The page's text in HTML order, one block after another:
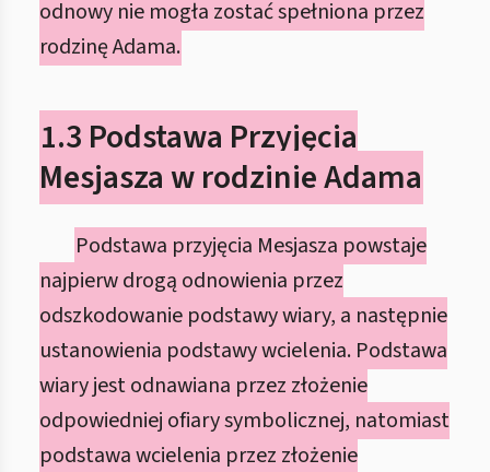
odnowy nie mogła zostać spełniona przez
rodzinę Adama.
1.3 Podstawa Przyjęcia
Mesjasza w rodzinie Adama
Podstawa przyjęcia Mesjasza powstaje
najpierw drogą odnowienia przez
odszkodowanie podstawy wiary, a następnie
ustanowienia podstawy wcielenia. Podstawa
wiary jest odnawiana przez złożenie
odpowiedniej ofiary symbolicznej, natomiast
podstawa wcielenia przez złożenie